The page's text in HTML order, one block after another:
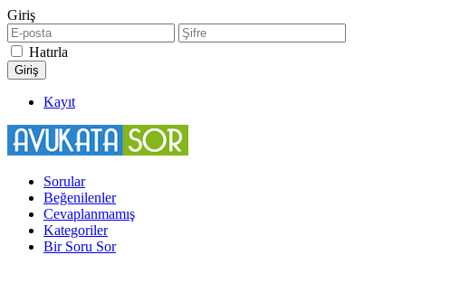
Giriş
Hatırla
Kayıt
Sorular
Beğenilenler
Cevaplanmamış
Kategoriler
Bir Soru Sor